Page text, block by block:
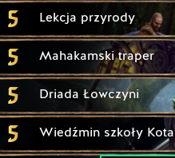
5 Lekcja przyrody
5 Mahakamski traper
5 Driada Łowczyni
5 Wiedźmin szkoły Kota